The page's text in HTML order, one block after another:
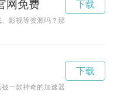
网免费
影视等资源吗？那就赶快访问小
下载
一款神奇的加速器改变，引发了一
下载